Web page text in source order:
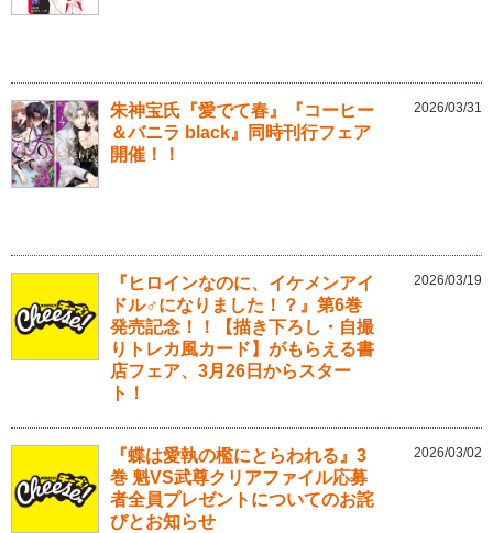
朱神宝氏『愛でて春』『コーヒー
＆バニラ black』同時刊行フェア
開催！！
2026/03/31
『ヒロインなのに、イケメンアイ
ドル♂になりました！？』第6巻
発売記念！！【描き下ろし・自撮
りトレカ風カード】がもらえる書
店フェア、3月26日からスター
ト！
2026/03/19
『蝶は愛執の檻にとらわれる』3
巻 魁VS武尊クリアファイル応募
者全員プレゼントについてのお詫
びとお知らせ
2026/03/02